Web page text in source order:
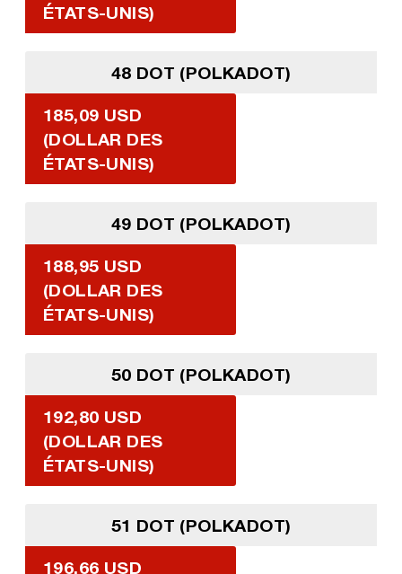
ÉTATS-UNIS)
48 DOT (POLKADOT)
185,09 USD
(DOLLAR DES
ÉTATS-UNIS)
49 DOT (POLKADOT)
188,95 USD
(DOLLAR DES
ÉTATS-UNIS)
50 DOT (POLKADOT)
192,80 USD
(DOLLAR DES
ÉTATS-UNIS)
51 DOT (POLKADOT)
196,66 USD